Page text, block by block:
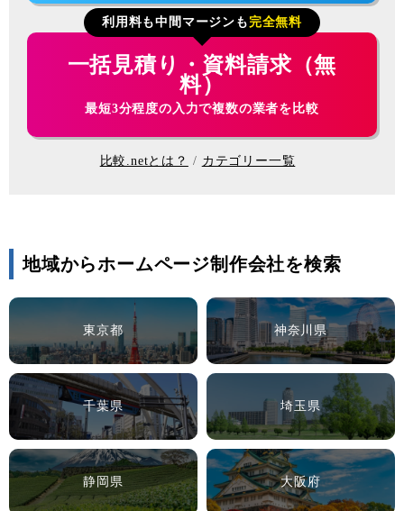
利用料も中間マージンも 完全無料
一括見積り・資料請求（無
料）
最短3分程度の入力で複数の業者を比較
比較.netとは？ カテゴリー一覧
地域からホームページ制作会社を検索
東京都 神奈川県
千葉県 埼玉県
静岡県 大阪府